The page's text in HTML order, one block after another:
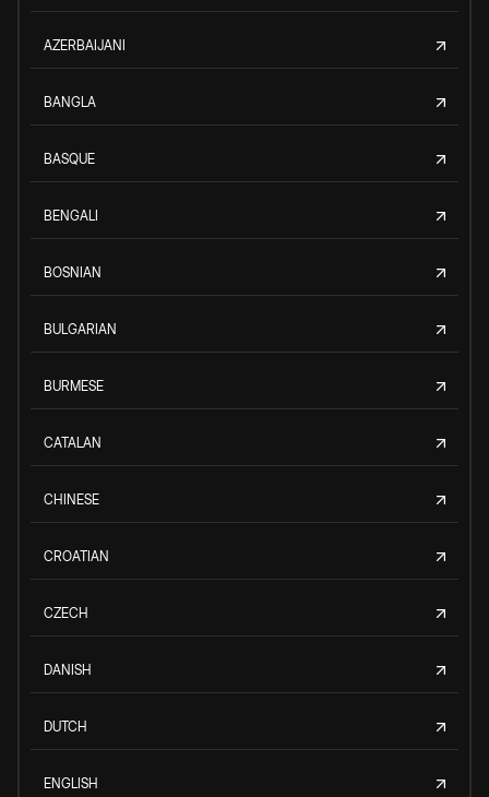
AZERBAIJANI
BANGLA
BASQUE
BENGALI
BOSNIAN
BULGARIAN
BURMESE
CATALAN
CHINESE
CROATIAN
CZECH
DANISH
DUTCH
ENGLISH